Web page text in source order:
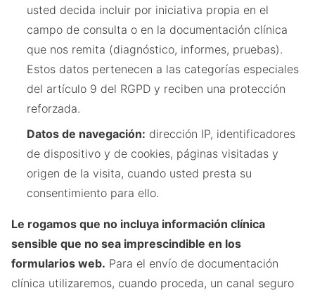
usted decida incluir por iniciativa propia en el
campo de consulta o en la documentación clínica
que nos remita (diagnóstico, informes, pruebas).
Estos datos pertenecen a las categorías especiales
del artículo 9 del RGPD y reciben una protección
reforzada.
Datos de navegación: dirección IP, identificadores
de dispositivo y de cookies, páginas visitadas y
origen de la visita, cuando usted presta su
consentimiento para ello.
Le rogamos que no incluya información clínica
sensible que no sea imprescindible en los
formularios web. Para el envío de documentación
clínica utilizaremos, cuando proceda, un canal seguro